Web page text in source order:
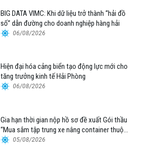
BIG DATA VIMC: Khi dữ liệu trở thành “hải đồ
số” dẫn đường cho doanh nghiệp hàng hải
06/08/2026
Hiện đại hóa cảng biển tạo động lực mới cho
tăng trưởng kinh tế Hải Phòng
06/08/2026
Gia hạn thời gian nộp hồ sơ đề xuất Gói thầu
“Mua sắm tập trung xe nâng container thuộc
Tổng công ty Hàng hải Việt Nam – CTCP”
05/08/2026